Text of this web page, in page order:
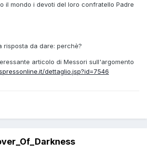
il mondo i devoti del loro confratello Padre
risposta da dare: perchè?
articolo di Messori sull'argomento
dettaglio.jsp?id=7546